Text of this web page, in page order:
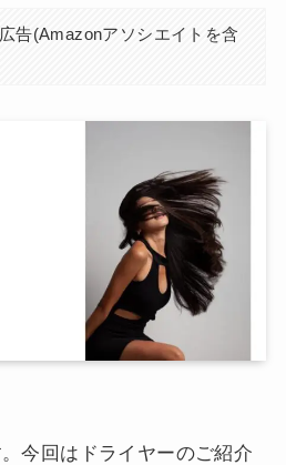
告(Amazonアソシエイトを含
今回はドライヤーのご紹介